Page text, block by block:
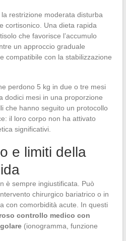
restrizione moderata disturba
cortisonico. Una dieta rapida
che favorisce l’accumulo
un approccio graduale
compatibile con la stabilizzazione
perdono 5 kg in due o tre mesi
dodici mesi in una proporzione
che hanno seguito un protocollo
il loro corpo non ha attivato
significativi.
e limiti della
è sempre ingiustificata. Può
chirurgico bariatrico o in
con comorbidità acute. In questi
controllo medico con
(ionogramma, funzione